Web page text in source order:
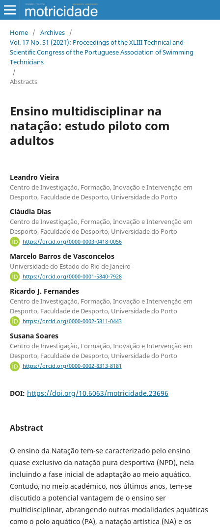
Home / Archives /
Vol. 17 No. S1 (2021): Proceedings of the XLIII Technical and
Scientific Congress of the Portuguese Association of Swimming
Technicians
/
Abstracts
Ensino multidisciplinar na
natação: estudo piloto com
adultos
Leandro Vieira
Centro de Investigação, Formação, Inovação e Intervenção em
Desporto, Faculdade de Desporto, Universidade do Porto
Cláudia Dias
Centro de Investigação, Formação, Inovação e Intervenção em
Desporto, Faculdade de Desporto, Universidade do Porto
https://orcid.org/0000-0003-0418-0056
Marcelo Barros de Vasconcelos
Universidade do Estado do Rio de Janeiro
https://orcid.org/0000-0001-5840-7928
Ricardo J. Fernandes
Centro de Investigação, Formação, Inovação e Intervenção em
Desporto, Faculdade de Desporto, Universidade do Porto
https://orcid.org/0000-0002-5811-0443
Susana Soares
Centro de Investigação, Formação, Inovação e Intervenção em
Desporto, Faculdade de Desporto, Universidade do Porto
https://orcid.org/0000-0002-8313-8181
DOI: https://doi.org/10.6063/motricidade.23696
Abstract
O ensino da Natação tem-se caracterizado pelo ensino
quase exclusivo da natação pura desportiva (NPD), nela
incluindo a fase inicial de adaptação ao meio aquático.
Contudo, no meio académico, nos últimos anos, tem-se
discutido a potencial vantagem de o ensino ser
multidisciplinar, abrangendo outras modalidades aquáticas
como o polo aquático (PA), a natação artística (NA) e os